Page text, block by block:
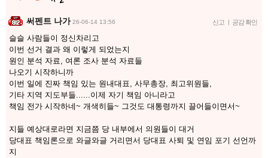
써펜트 나가 26-06-14 13:56 신고 공감 확인
슬슬 사람들이 정신차리고
이번 선거 결과 왜 이렇게 되었는지
원인 분석 자료, 여론 조사 분석 자료들
나오기 시작하니까
이번 일에 진짜 책임 있는 원내대표, 사무총장, 최고위원들,
기타 지역 지도부들......이제 자기 책임 아니라고
책임 전가 시작하네~ 개색히들~ 그것도 대통령까지 끌어들이면서~
지들 예상대로라면 지금쯤 당 내부에서 의원들이 대거
당대표 책임론으로 와글와글 거리면서 당대표 사퇴 및 연임 포기 선언까
지